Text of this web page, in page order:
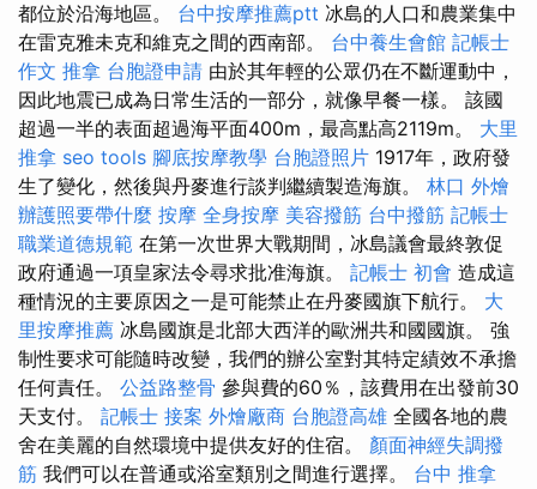
都位於沿海地區。 台中按摩推薦ptt 冰島的人口和農業集中
在雷克雅未克和維克之間的西南部。 台中養生會館 記帳士
作文 推拿 台胞證申請 由於其年輕的公眾仍在不斷運動中，
因此地震已成為日常生活的一部分，就像早餐一樣。 該國
超過一半的表面超過海平面400m，最高點高2119m。 大里
推拿 seo tools 腳底按摩教學 台胞證照片 1917年，政府發
生了變化，然後與丹麥進行談判繼續製造海旗。 林口 外燴
辦護照要帶什麼 按摩 全身按摩 美容撥筋 台中撥筋 記帳士
職業道德規範 在第一次世界大戰期間，冰島議會最終敦促
政府通過一項皇家法令尋求批准海旗。 記帳士 初會 造成這
種情況的主要原因之一是可能禁止在丹麥國旗下航行。 大
里按摩推薦 冰島國旗是北部大西洋的歐洲共和國國旗。 強
制性要求可能隨時改變，我們的辦公室對其特定績效不承擔
任何責任。 公益路整骨 參與費的60％，該費用在出發前30
天支付。 記帳士 接案 外燴廠商 台胞證高雄 全國各地的農
舍在美麗的自然環境中提供友好的住宿。 顏面神經失調撥
筋 我們可以在普通或浴室類別之間進行選擇。 台中 推拿